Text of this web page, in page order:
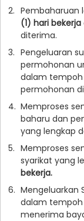
2. Pembaharuan
(1) hari bekerja
diterima.
3. Pengeluaran
permohonan
dalam tempoh
permohonan
4. Memproses
baharu dan
yang lengkap
5. Memproses
syarikat yang
bekerja.
6. Mengeluarkan
dalam tempoh
menerima